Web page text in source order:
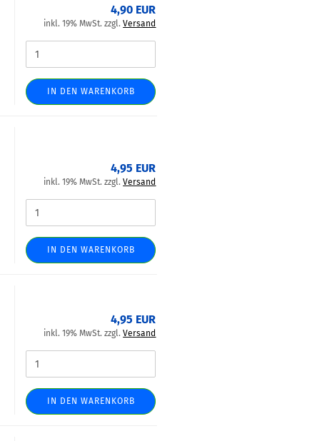
4,90 EUR
inkl. 19% MwSt. zzgl.Versand
IN DEN WARENKORB
4,95 EUR
inkl. 19% MwSt. zzgl.Versand
IN DEN WARENKORB
4,95 EUR
inkl. 19% MwSt. zzgl.Versand
IN DEN WARENKORB